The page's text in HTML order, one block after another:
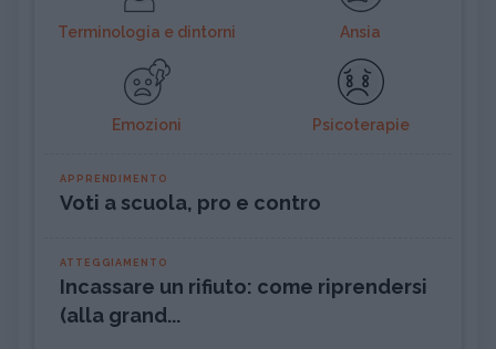
Terminologia e dintorni Ansia
Emozioni Psicoterapie
APPRENDIMENTO
Voti a scuola, pro e contro
ATTEGGIAMENTO
Incassare un rifiuto: come riprendersi
(alla grand...